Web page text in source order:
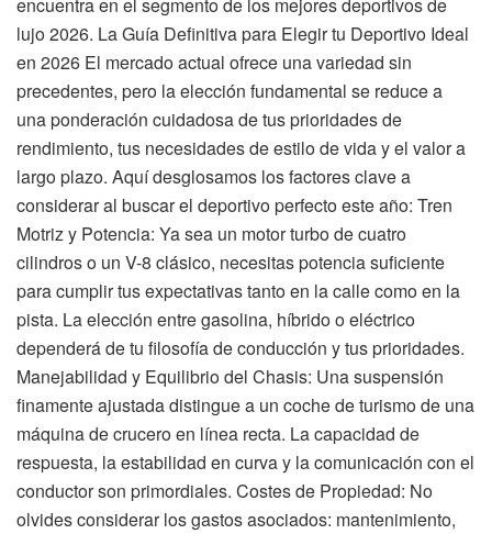
encuentra en el segmento de los mejores deportivos de
lujo 2026. La Guía Definitiva para Elegir tu Deportivo Ideal
en 2026 El mercado actual ofrece una variedad sin
precedentes, pero la elección fundamental se reduce a
una ponderación cuidadosa de tus prioridades de
rendimiento, tus necesidades de estilo de vida y el valor a
largo plazo. Aquí desglosamos los factores clave a
considerar al buscar el deportivo perfecto este año: Tren
Motriz y Potencia: Ya sea un motor turbo de cuatro
cilindros o un V-8 clásico, necesitas potencia suficiente
para cumplir tus expectativas tanto en la calle como en la
pista. La elección entre gasolina, híbrido o eléctrico
dependerá de tu filosofía de conducción y tus prioridades.
Manejabilidad y Equilibrio del Chasis: Una suspensión
finamente ajustada distingue a un coche de turismo de una
máquina de crucero en línea recta. La capacidad de
respuesta, la estabilidad en curva y la comunicación con el
conductor son primordiales. Costes de Propiedad: No
olvides considerar los gastos asociados: mantenimiento,